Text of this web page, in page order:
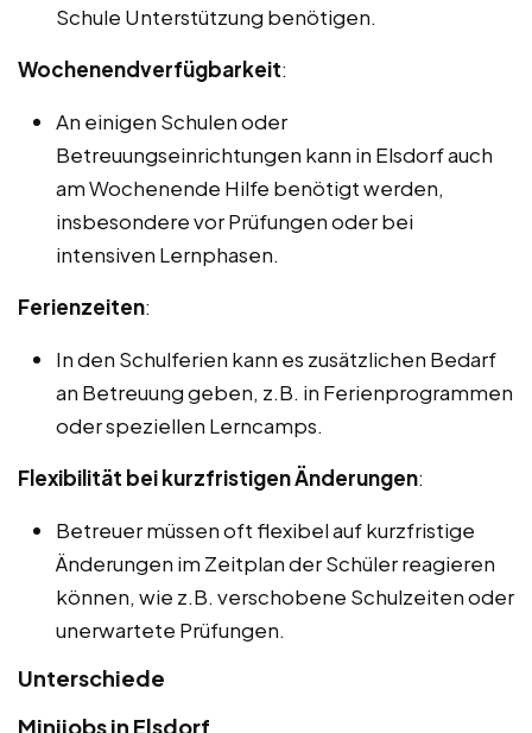
Schule Unterstützung benötigen.
Wochenendverfügbarkeit:
An einigen Schulen oder
Betreuungseinrichtungen kann in Elsdorf auch
am Wochenende Hilfe benötigt werden,
insbesondere vor Prüfungen oder bei
intensiven Lernphasen.
Ferienzeiten:
In den Schulferien kann es zusätzlichen Bedarf
an Betreuung geben, z.B. in Ferienprogrammen
oder speziellen Lerncamps.
Flexibilität bei kurzfristigen Änderungen:
Betreuer müssen oft flexibel auf kurzfristige
Änderungen im Zeitplan der Schüler reagieren
können, wie z.B. verschobene Schulzeiten oder
unerwartete Prüfungen.
Unterschiede
Minijobs in Elsdorf